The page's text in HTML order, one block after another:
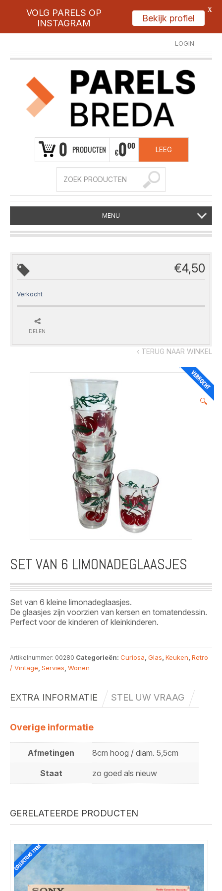
LOGIN
REGISTREER
0 PRODUCTEN €000 LEEG
MENU
‹ TERUG NAAR WINKEL
🔍
SET VAN 6 LIMONADEGLAASJES
Set van 6 kleine limonadeglaasjes.
De glaasjes zijn voorzien van kersen en tomatendessin.
Perfect voor de kinderen of kleinkinderen.
Artikelnummer: 00280 Categorieën: Curiosa Glas Keuken Retro
/ Vintage Servies Wonen
EXTRA INFORMATIE STEL UW VRAAG
Overige informatie
Afmetingen 8cm hoog / diam. 5,5cm
Staat zo goed als nieuw
GERELATEERDE PRODUCTEN
€4,50
Verkocht
DELEN
VOLG PARELS OP
INSTAGRAM
Bekijk profiel
X